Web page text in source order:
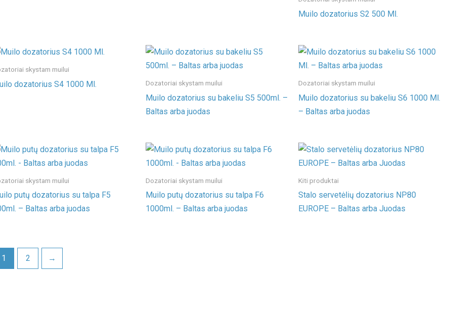
Muilo dozatorius S2 500 Ml.
skystam muilui
dozatorius S4 1000 Ml. Dozatoriai skystam muilui
Muilo dozatorius su bakeliu S5 500ml. –
Baltas arba juodas
Dozatoriai skystam muilui
Muilo dozatorius su bakeliu S6 1000 Ml.
– Baltas arba juodas
skystam muilui
putų dozatorius su talpa F5
– Baltas arba juodas
Dozatoriai skystam muilui
Muilo putų dozatorius su talpa F6
1000ml. – Baltas arba juodas
Kiti produktai
Stalo servetėlių dozatorius NP80
EUROPE – Baltas arba Juodas
1 2 →